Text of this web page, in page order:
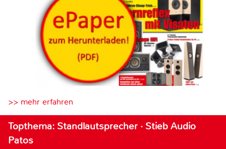
>> mehr erfahren
Topthema: Standlautsprecher · Stieb Audio
Patos